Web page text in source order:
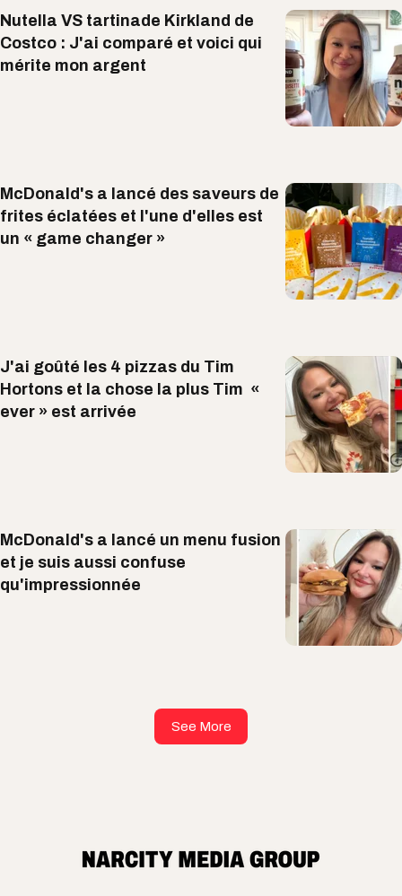
Nutella VS tartinade Kirkland de
Costco : J'ai comparé et voici qui
mérite mon argent
McDonald's a lancé des saveurs de
frites éclatées et l'une d'elles est
un « game changer »
J'ai goûté les 4 pizzas du Tim
Hortons et la chose la plus Tim «
ever » est arrivée
McDonald's a lancé un menu fusion
et je suis aussi confuse
qu'impressionnée
See More